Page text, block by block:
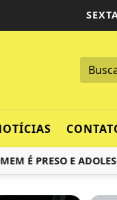
É PRESO E